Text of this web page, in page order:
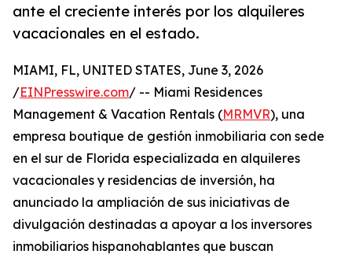
ante el creciente interés por los alquileres
vacacionales en el estado.
MIAMI, FL, UNITED STATES, June 3, 2026
/EINPresswire.com/ -- Miami Residences
Management & Vacation Rentals (MRMVR), una
empresa boutique de gestión inmobiliaria con sede
en el sur de Florida especializada en alquileres
vacacionales y residencias de inversión, ha
anunciado la ampliación de sus iniciativas de
divulgación destinadas a apoyar a los inversores
inmobiliarios hispanohablantes que buscan